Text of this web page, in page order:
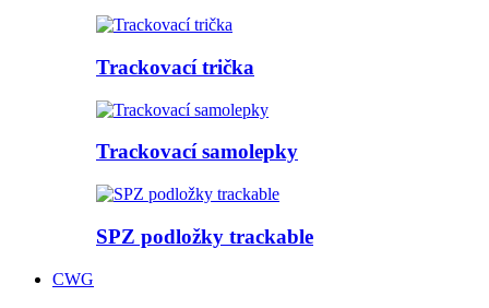
Trackovací trička
Trackovací samolepky
SPZ podložky trackable
CWG